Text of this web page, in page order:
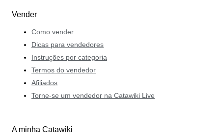
Vender
Como vender
Dicas para vendedores
Instruções por categoria
Termos do vendedor
Afiliados
Torne-se um vendedor na Catawiki Live
A minha Catawiki